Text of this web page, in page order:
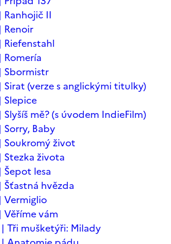
Ranhojič II
Renoir
Riefenstahl
Romería
Sbormistr
Sirat (verze s anglickými titulky)
Slepice
Slyšíš mě? (s úvodem IndieFilm)
Sorry, Baby
Soukromý život
Stezka života
Šepot lesa
Šťastná hvězda
Vermiglio
Věříme vám
| Tři mušketýři: Milady